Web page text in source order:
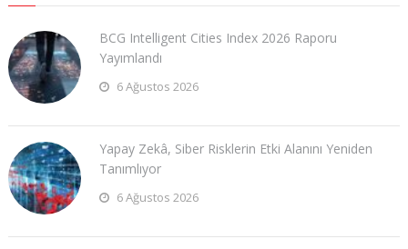
BCG Intelligent Cities Index 2026 Raporu
Yayımlandı
6 Ağustos 2026
Yapay Zekâ, Siber Risklerin Etki Alanını Yeniden
Tanımlıyor
6 Ağustos 2026